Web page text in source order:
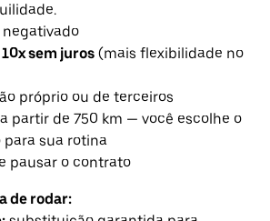
10x sem juros (mais flexibilidade no
próprio ou de terceiros
partir de 750 km — você escolhe o
sua rotina
pausar o contrato
de rodar: